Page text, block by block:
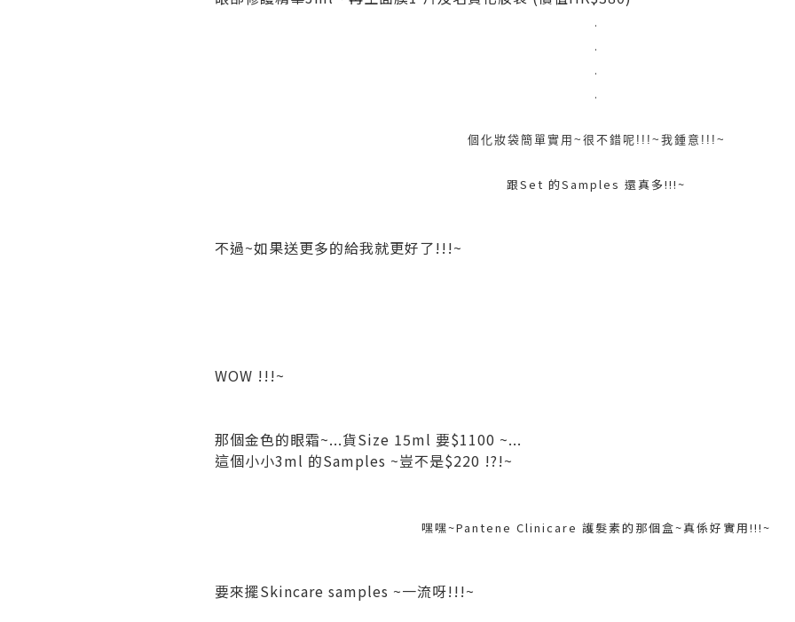
.
.
.
.
個化妝袋簡單實用~很不錯呢!!!~我鍾意!!!~
跟Set 的Samples 還真多!!!~
不過~如果送更多的給我就更好了!!!~
WOW !!!~
那個金色的眼霜~...貨Size 15ml 要$1100 ~...
這個小小3ml 的Samples ~豈不是$220 !?!~
嘿嘿~Pantene Clinicare 護髮素的那個盒~真係好實用!!!~
要來擺Skincare samples ~一流呀!!!~